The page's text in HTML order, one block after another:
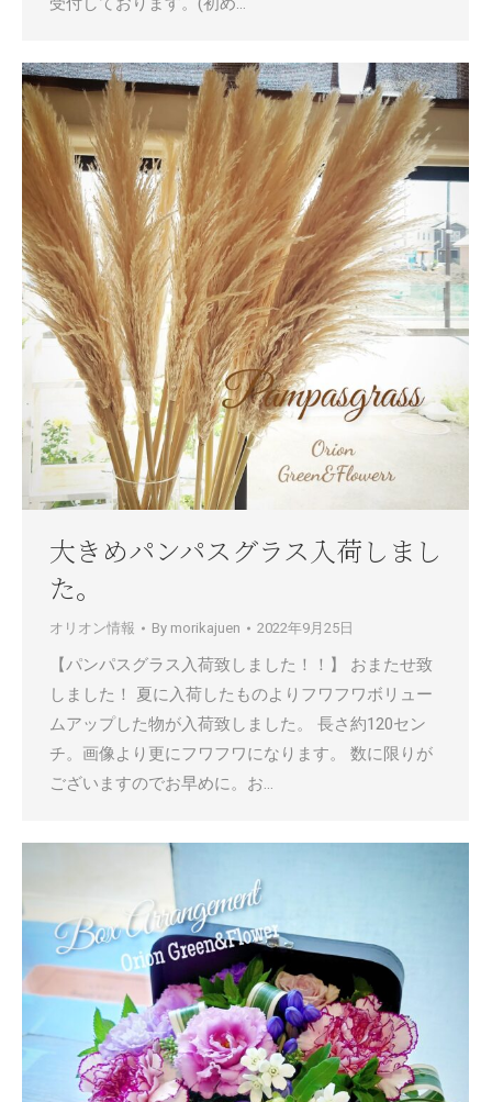
大きめパンパスグラス入荷しまし
た。
オリオン情報 By morikajuen 2022年9月25日
【パンパスグラス入荷致しました！！】 おまたせ致
しました！ 夏に入荷したものよりフワフワボリュー
ムアップした物が入荷致しました。 長さ約120セン
チ。画像より更にフワフワになります。 数に限りが
ございますのでお早めに。お…